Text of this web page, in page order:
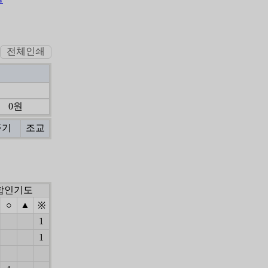
전체인쇄
0원
조교
인기도
○
▲
※
1
1